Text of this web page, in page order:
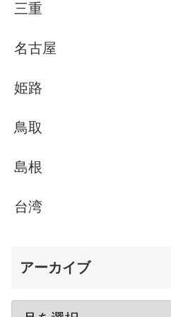
三重
名古屋
姫路
鳥取
島根
台湾
アーカイブ